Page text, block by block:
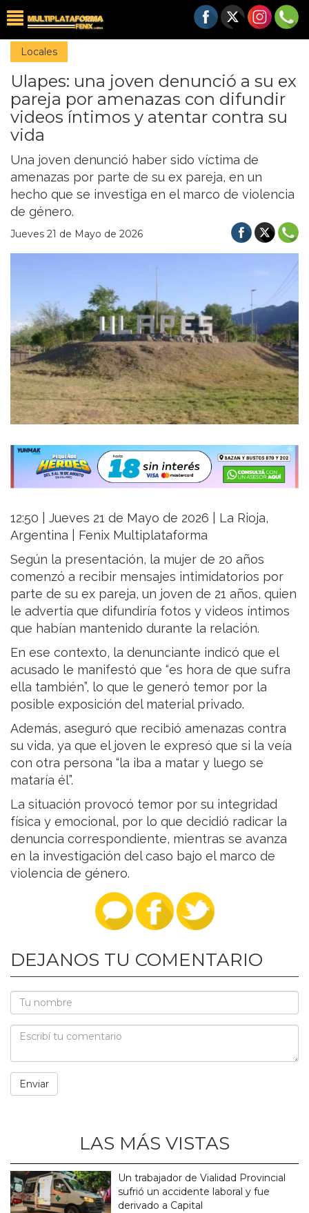
Locales
Ulapes: una joven denunció a su ex
pareja por amenazas con difundir
videos íntimos y atentar contra su
vida
Una joven denunció haber sido víctima de
amenazas por parte de su ex pareja, en un
hecho que se investiga en el marco de violencia
de género.
Jueves 21 de Mayo de 2026
12:50 | Jueves 21 de Mayo de 2026 | La Rioja,
Argentina | Fenix Multiplataforma
Según la presentación, la mujer de 20 años
comenzó a recibir mensajes intimidatorios por
parte de su ex pareja, un joven de 21 años, quien
le advertía que difundiría fotos y videos íntimos
que habían mantenido durante la relación.
En ese contexto, la denunciante indicó que el
acusado le manifestó que “es hora de que sufra
ella también”, lo que le generó temor por la
posible exposición del material privado.
Además, aseguró que recibió amenazas contra
su vida, ya que el joven le expresó que si la veía
con otra persona “la iba a matar y luego se
mataría él”.
La situación provocó temor por su integridad
física y emocional, por lo que decidió radicar la
denuncia correspondiente, mientras se avanza
en la investigación del caso bajo el marco de
violencia de género.
DEJANOS TU COMENTARIO
LAS MÁS VISTAS
Un trabajador de Vialidad Provincial
sufrió un accidente laboral y fue
derivado a Capital